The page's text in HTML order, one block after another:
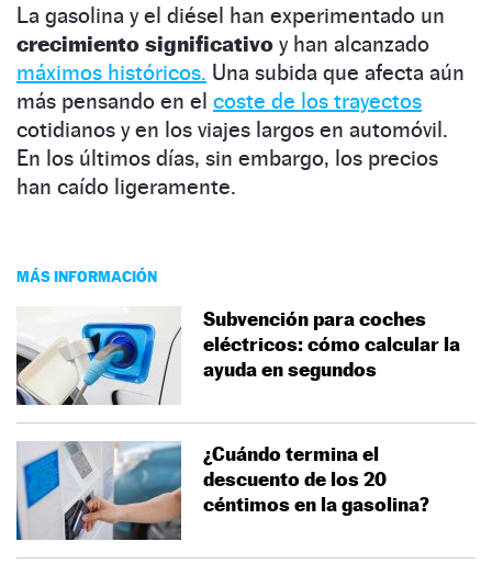
La gasolina y el diésel han experimentado un
crecimiento significativo y han alcanzado
máximos históricos. Una subida que afecta aún
más pensando en el coste de los trayectos
cotidianos y en los viajes largos en automóvil.
En los últimos días, sin embargo, los precios
han caído ligeramente.
MÁS INFORMACIÓN
Subvención para coches
eléctricos: cómo calcular la
ayuda en segundos
¿Cuándo termina el
descuento de los 20
céntimos en la gasolina?